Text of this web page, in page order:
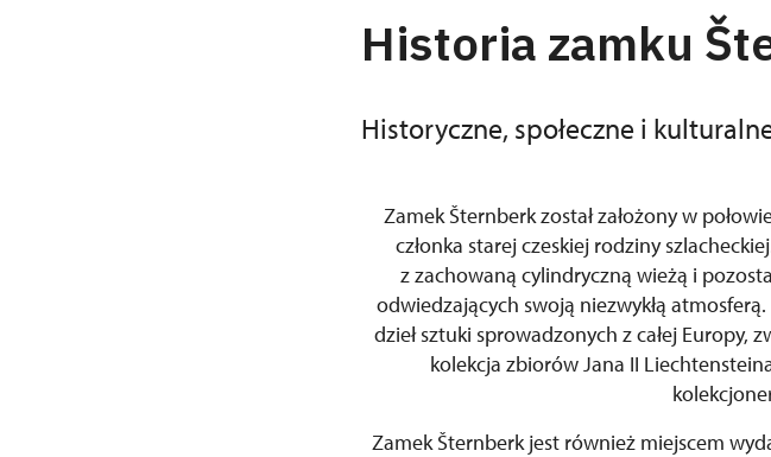
Historia zamku
Historyczne, społeczne i
Zamek Šternberk został założony w
członka starej czeskiej rodziny
z zachowaną cylindryczną wieżą i
odwiedzających swoją niezwykłą
dzieł sztuki sprowadzonych z całej Europy,
kolekcja zbiorów Jana II
Zamek Šternberk jest również miejscem